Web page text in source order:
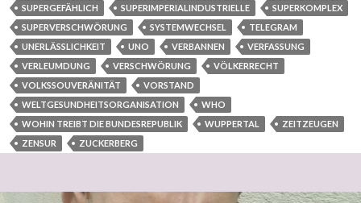
SUPERGEFÄHLICH
SUPERIMPERIALINDUSTRIELLE
SUPERKOMPLEX
SUPERVERSCHWÖRUNG
SYSTEMWECHSEL
TELEGRAM
UNERLÄSSLICHKEIT
UNO VERBANNEN
VERFASSUNG
VERLEUMDUNG
VERSCHWÖRUNG
VÖLKERRECHT
VOLKSSOUVERÄNITÄT
VORSTAND
WELTGESUNDHEITSORGANISATION
WHO
WOHIN TREIBT DIE BUNDESREPUBLIK
WUPPERTAL
ZEITZEUGEN
ZENSUR
ZUCKERBERG